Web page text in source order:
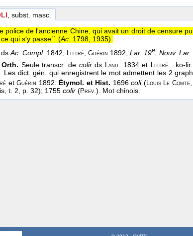
, subst. masc.
police de l'ancienne Chine, qui avait un droit de censure
qui s'y passe`` (Ac. 1798, 1935).
Ac. Compl. 1842, Littré, Guérin 1892, Lar. 19e , Nouv. Lar.
Seule transcr. de colirds Land. 1834 et Littré: ko-lir.
Les dict. gén. qui enregistrent le mot admettent les 2 graph.
etGuérin 1892. Étymol. et Hist. 1696coli(Louis Le Comte
t. 2, p. 32); 1755 colir (Prev. ). Mot chinois.